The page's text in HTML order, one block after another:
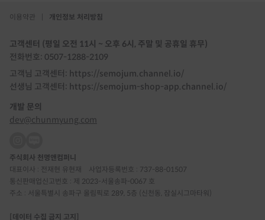
이용약관 개인정보 처리방침
고객센터 (평일 오전 11시 ~ 오후 6시, 주말 및 공휴일 휴무)
전화번호: 0507-1288-2109
고객님 고객센터: https://semojum.channel.io/
선생님 고객센터: https://semojum-shop-app.channel.io/
개발 문의
dev@chunmyung.com
주식회사 천명앤컴퍼니
대표이사 : 전재현 유현재 사업자등록번호 : 737-88-01507
통신판매업신고번호 : 제 2023-서울송파-0067 호
주소 : 서울특별시 송파구 올림픽로 289, 5층 (신천동, 잠실시그마타워)
[데이터 수집 금지 고지]